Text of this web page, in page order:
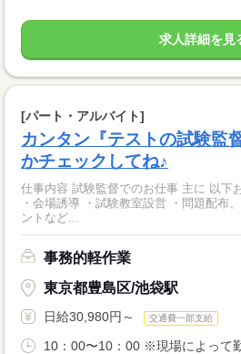
求人詳細を見
[パート・アルバイト]
カンタン『テストの試験監
かチェックしてね♪
仕事内容 試験監督でのお仕事 主に 以下お仕事に割り振りされます。
・会場誘導 ・試験教室設営 ・問題配布、答案回
ントなど...
事務的軽作業
東京都豊島区/池袋駅
日給30,980円～ 交通費一部支給
10：00〜10：00 ※現場によって